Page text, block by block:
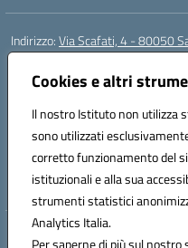
Cookies e altri
Il nostro Istituto non utilizza
sono utilizzati
corretto funzionamento del
istituzionali e alla sua
strumenti statistici
Analytics Italia.
Per saperne di più sul nostro
Indirizzo:Via Scafati, 4 - 80050
Centralino:
Posta elettronica certificata
Codice fiscale: 90016250632
Codice meccanografico:
Codice Indice delle Pubbliche
Codice unico di fatturazione (CUF):
Hosting &